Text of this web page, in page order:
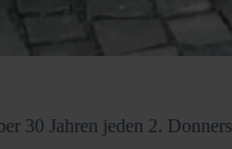
30 Jahren jeden 2.